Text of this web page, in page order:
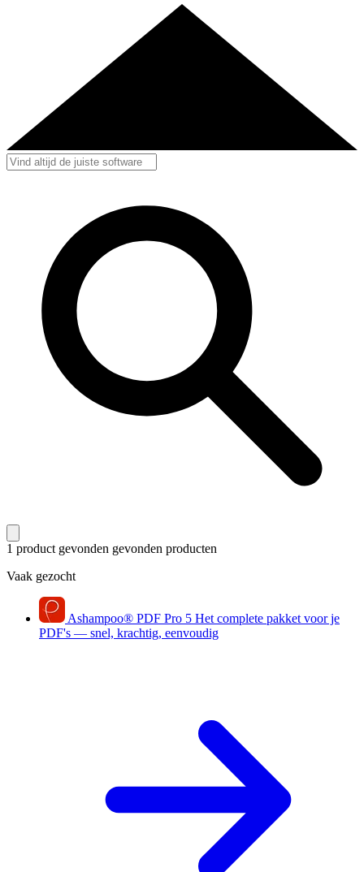
1 product gevonden gevonden producten
Vaak gezocht
Ashampoo® PDF Pro 5 Het complete pakket voor je
PDF's — snel, krachtig, eenvoudig